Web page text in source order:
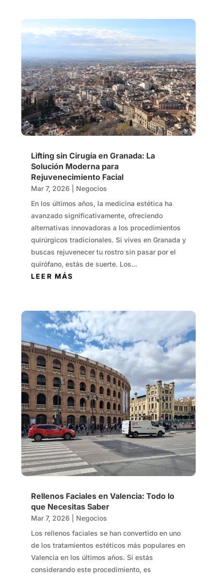
Lifting sin Cirugía en Granada: La
Solución Moderna para
Rejuvenecimiento Facial
Mar 7, 2026
Negocios
En los últimos años, la medicina estética ha
avanzado significativamente, ofreciendo
alternativas innovadoras a los procedimientos
quirúrgicos tradicionales. Si vives en Granada y
buscas rejuvenecer tu rostro sin pasar por el
quirófano, estás de suerte. Los...
LEER MÁS
Rellenos Faciales en Valencia: Todo lo
que Necesitas Saber
Mar 7, 2026
Negocios
Los rellenos faciales se han convertido en uno
de los tratamientos estéticos más populares en
Valencia en los últimos años. Si estás
considerando este procedimiento, es